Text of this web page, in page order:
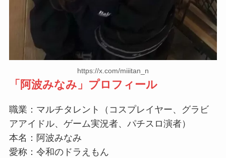
https://x.com/miiitan_n
「 阿波みなみ 」プロフィール
職業：マルチタレント（コスプレイヤー、グラビ
アアイドル、ゲーム実況者、パチスロ演者）
本名：阿波みなみ
愛称：令和のドラえもん